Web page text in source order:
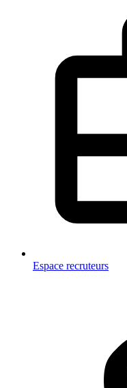
Espace recruteurs